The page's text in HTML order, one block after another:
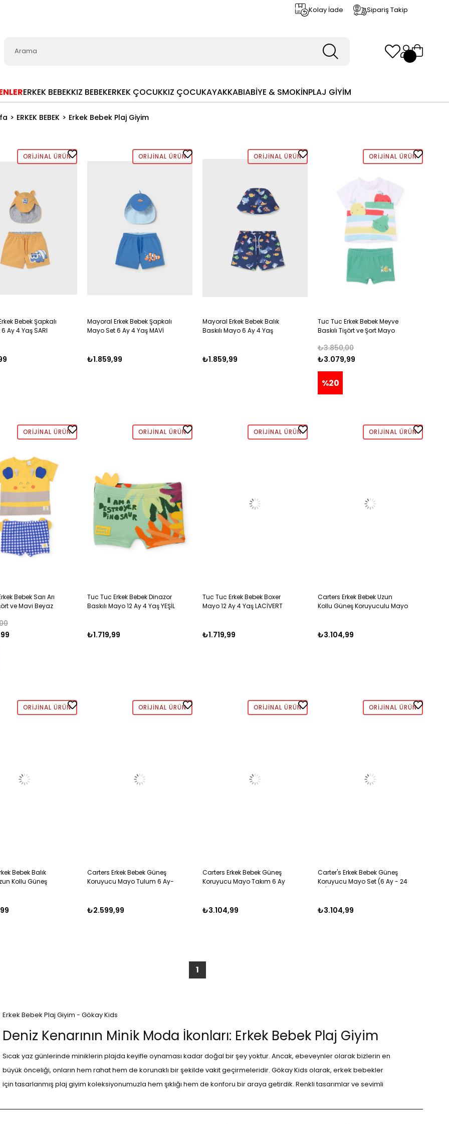
Kolay İade Sipariş Takip
ERKEK BEBEKKIZ BEBEKERKEK ÇOCUKKIZ ÇOCUKAYAKKABIABİYE & SMOKİNPLAJ GİYİM
ERKEK BEBEK Erkek Bebek Plaj Giyim
ORIJINAL ÜRÜN
Bebek Şapkalı
Ay 4 Yaş SARI
ORIJINAL ÜRÜN
Mayoral Erkek Bebek Şapkalı
Mayo Set 6 Ay 4 Yaş MAVİ
₺1.859,99
ORIJINAL ÜRÜN
Mayoral Erkek Bebek Balık
Baskılı Mayo 6 Ay 4 Yaş
₺1.859,99
ORIJINAL ÜRÜN
Tuc Tuc Erkek Bebek Meyve
Baskılı Tişört ve Şort Mayo
₺3.079,99
₺3.850,00
%20
ORIJINAL ÜRÜN
Bebek Sarı Arı
ve Mavi Beyaz
MAVİ
ORIJINAL ÜRÜN
Tuc Tuc Erkek Bebek Dinazor
Baskılı Mayo 12 Ay 4 Yaş YEŞİL
₺1.719,99
ORIJINAL ÜRÜN
Tuc Tuc Erkek Bebek Boxer
Mayo 12 Ay 4 Yaş LACİVERT
₺1.719,99
ORIJINAL ÜRÜN
Carters Erkek Bebek Uzun
Kollu Güneş Koruyuculu Mayo
₺3.104,99
ORIJINAL ÜRÜN
Bebek Balık
Kollu Güneş
ORIJINAL ÜRÜN
Carters Erkek Bebek Güneş
Koruyucu Mayo Tulum 6 Ay-
₺2.599,99
ORIJINAL ÜRÜN
Carters Erkek Bebek Güneş
Koruyucu Mayo Takım 6 Ay
₺3.104,99
ORIJINAL ÜRÜN
Carter's Erkek Bebek Güneş
Koruyucu Mayo Set (6 Ay - 24
₺3.104,99
1
Erkek Bebek Plaj Giyim - Gökay Kids
Deniz Kenarının Minik Moda İkonları: Erkek Bebek Plaj Giyim
Sıcak yaz günlerinde miniklerin plajda keyifle oynaması kadar doğal bir şey yoktur. Ancak, ebeveynler olarak bizlerin en
büyük önceliği, onların hem rahat hem de korunaklı bir şekilde vakit geçirmeleridir. Gökay Kids olarak, erkek bebekler
için tasarlanmış plaj giyim koleksiyonumuzla hem şıklığı hem de konforu bir araya getirdik. Renkli tasarımlar ve sevimli